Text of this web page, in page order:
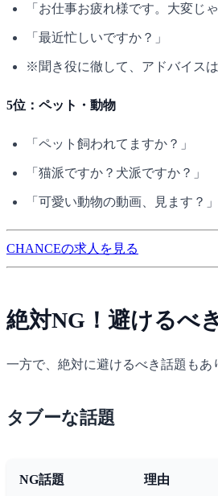
「お仕事お疲れ様です。大変じ
「最近忙しいですか？」
※聞き役に徹して、アドバイス
5位：ペット・動物
「ペット飼われてますか？」
「猫派ですか？犬派ですか？」
「可愛い動物の動画、見ます？」
CHANCEの求人を見る
絶対NG！避けるべ
一方で、絶対に避けるべき話題もあ
タブーな話題
NG話題 理由